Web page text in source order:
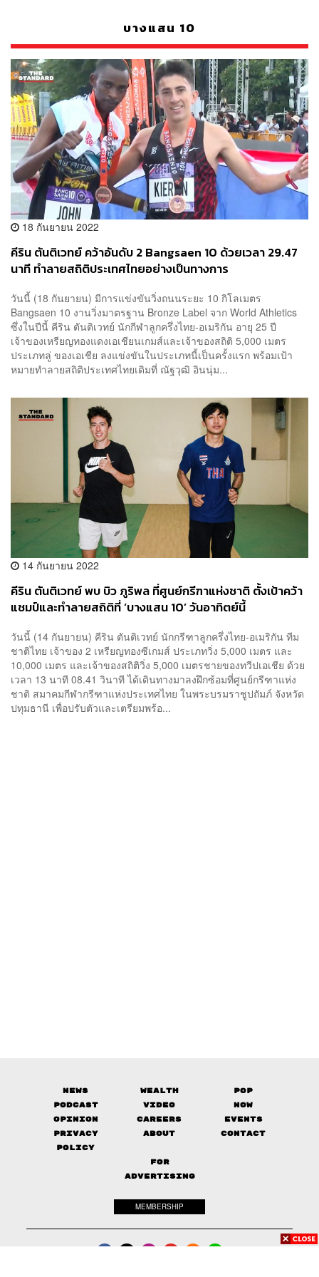
บางแสน 10
18 กันยายน 2022
คีริน ตันติเวทย์ คว้าอันดับ 2 Bangsaen 10 ด้วยเวลา 29.47
นาที ทำลายสถิติประเทศไทยอย่างเป็นทางการ
วันนี้ (18 กันยายน) มีการแข่งขันวิ่งถนนระยะ 10 กิโลเมตร
Bangsaen 10 งานวิ่งมาตรฐาน Bronze Label จาก World Athletics
ซึ่งในปีนี้ คีริน ตันติเวทย์ นักกีฬาลูกครึ่งไทย-อเมริกัน อายุ 25 ปี
เจ้าของเหรียญทองแดงเอเชียนเกมส์และเจ้าของสถิติ 5,000 เมตร
ประเภทลู่ ของเอเชีย ลงแข่งขันในประเภทนี้เป็นครั้งแรก พร้อมเป้า
หมายทำลายสถิติประเทศไทยเดิมที่ ณัฐวุฒิ อินนุ่ม...
14 กันยายน 2022
คีริน ตันติเวทย์ พบ บิว ภูริพล ที่ศูนย์กรีฑาแห่งชาติ ตั้งเป้าคว้า
แชมป์และทำลายสถิติที่ ‘บางแสน 10’ วันอาทิตย์นี้
วันนี้ (14 กันยายน) คีริน ตันติเวทย์ นักกรีฑาลูกครึ่งไทย-อเมริกัน ทีม
ชาติไทย เจ้าของ 2 เหรียญทองซีเกมส์ ประเภทวิ่ง 5,000 เมตร และ
10,000 เมตร และเจ้าของสถิติวิ่ง 5,000 เมตรชายของทวีปเอเชีย ด้วย
เวลา 13 นาที 08.41 วินาที ได้เดินทางมาลงฝึกซ้อมที่ศูนย์กรีฑาแห่ง
ชาติ สมาคมกีฬากรีฑาแห่งประเทศไทย ในพระบรมราชูปถัมภ์ จังหวัด
ปทุมธานี เพื่อปรับตัวและเตรียมพร้อ...
News Wealth
Pop
Podcast
Video
Now
Opinion
Careers
Events
Privacy
Policy
About Contact
FOR
ADVERTISING
MEMBERSHIP